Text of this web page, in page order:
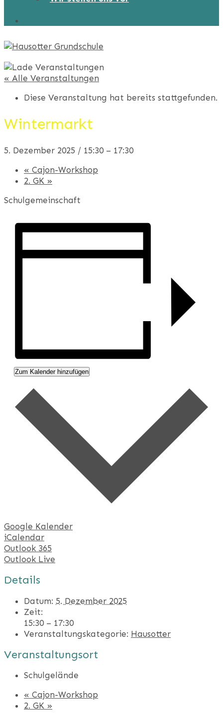
« Alle Veranstaltungen
Diese Veranstaltung hat bereits stattgefunden.
Wintermarkt
5. Dezember 2025 / 15:30 – 17:30
« Cajon-Workshop
2. GK »
Schulgemeinschaft
Zum Kalender hinzufügen
Google Kalender
iCalendar
Outlook 365
Outlook Live
Details
Datum: 5. Dezember 2025
Zeit:
15:30 – 17:30
Veranstaltungskategorie: Hausotter
Veranstaltungsort
Schulgelände
« Cajon-Workshop
2. GK »